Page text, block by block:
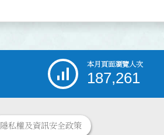
本月頁面瀏覽人次
187,261
隱私權及資訊安全政策